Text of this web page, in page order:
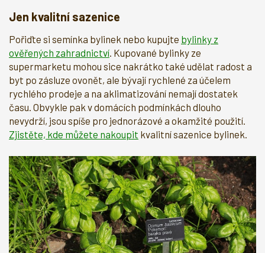
Jen kvalitní sazenice
Pořiďte si semínka bylinek nebo kupujte bylinky z
ověřených zahradnictví. Kupované bylinky ze
supermarketu mohou sice nakrátko také udělat radost a
byt po zásluze ovonět, ale bývají rychlené za účelem
rychlého prodeje a na aklimatizování nemají dostatek
času. Obvykle pak v domácích podmínkách dlouho
nevydrží, jsou spíše pro jednorázové a okamžité použití.
Zjistěte, kde můžete nakoupit kvalitní sazenice bylinek.